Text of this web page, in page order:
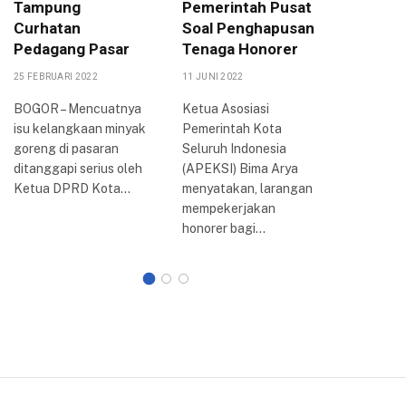
Tampung
Curhatan
Pedagang Pasar
25 FEBRUARI 2022
BOGOR – Mencuatnya
isu kelangkaan minyak
goreng di pasaran
ditanggapi serius oleh
Ketua DPRD Kota…
Pemerintah Pusat
Soal Penghapusan
Tenaga Honorer
11 JUNI 2022
Ketua Asosiasi
Pemerintah Kota
Seluruh Indonesia
(APEKSI) Bima Arya
menyatakan, larangan
mempekerjakan
honorer bagi…